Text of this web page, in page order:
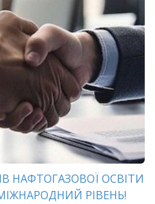
НАФТОГАЗОВОЇ ОСВІТИ
РІВЕНЬ!